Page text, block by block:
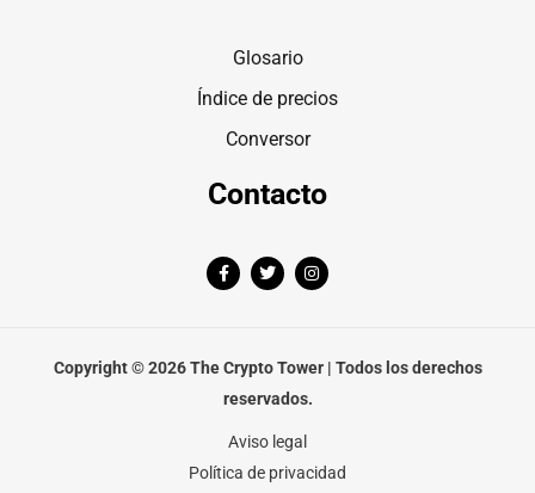
Glosario
Índice de precios
Conversor
Contacto
F
a
o
-
T
w
r
I
n
r
m
Copyright © 2026 The Crypto Tower | Todos los derechos
reservados.
Aviso legal
Política de privacidad